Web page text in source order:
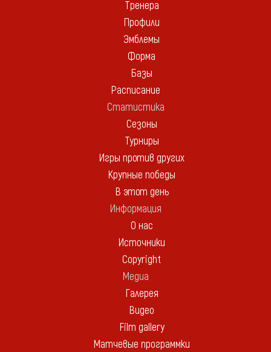
Тренера
Профили
Эмблемы
Форма
Базы
Расписание
Статистика
Сезоны
Турниры
Игры против других
Крупные победы
В этот день
Информация
О нас
Источники
Copyright
Медиа
Галерея
Видео
Film gallery
Матчевые программки